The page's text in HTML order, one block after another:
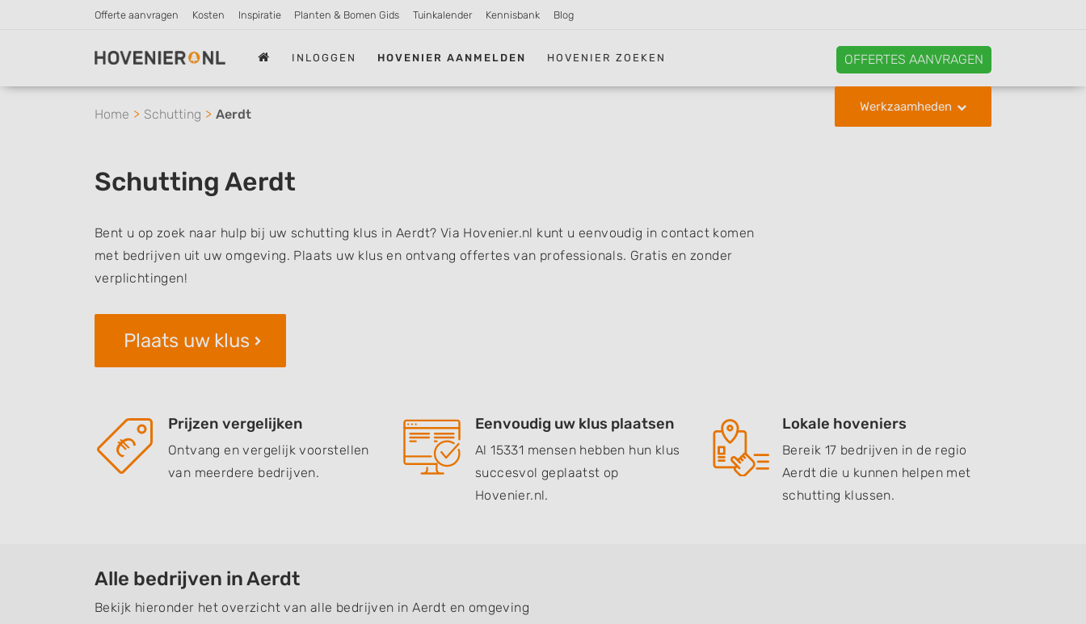
Offerte aanvragen Kosten Inspiratie Planten & Bomen Gids Tuinkalender Kennisbank Blog
INLOGGEN HOVENIER AANMELDEN HOVENIER ZOEKEN OFFERTES AANVRAGEN
Werkzaamheden
Home Schutting Aerdt
Schutting Aerdt
Bent u op zoek naar hulp bij uw schutting klus in Aerdt? Via Hovenier.nl kunt u eenvoudig in contact komen
met bedrijven uit uw omgeving. Plaats uw klus en ontvang offertes van professionals. Gratis en zonder
verplichtingen!
Plaats uw klus
Prijzen vergelijken
Ontvang en vergelijk voorstellen
van meerdere bedrijven.
Eenvoudig uw klus plaatsen
Al 15331 mensen hebben hun klus
succesvol geplaatst op
Hovenier.nl.
Lokale hoveniers
Bereik 17 bedrijven in de regio
Aerdt die u kunnen helpen met
schutting klussen.
Alle bedrijven in Aerdt
Bekijk hieronder het overzicht van alle bedrijven in Aerdt en omgeving